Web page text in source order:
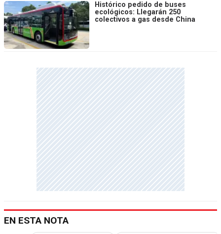
Histórico pedido de buses
ecológicos: Llegarán 250
colectivos a gas desde China
EN ESTA NOTA